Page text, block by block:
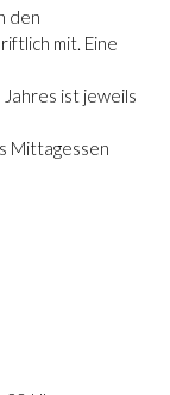
den
mit. Eine
ist jeweils
Mittagessen